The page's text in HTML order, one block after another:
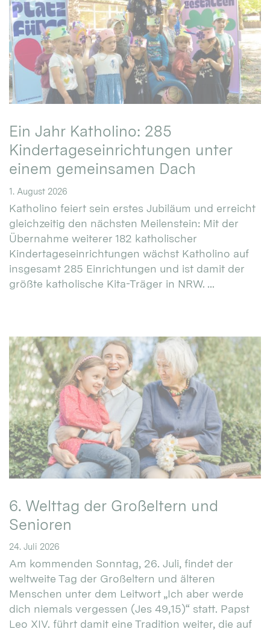
Ein Jahr Katholino: 285
Kindertageseinrichtungen unter
einem gemeinsamen Dach
1. August 2026
Katholino feiert sein erstes Jubiläum und erreicht
gleichzeitig den nächsten Meilenstein: Mit der
Übernahme weiterer 182 katholischer
Kindertageseinrichtungen wächst Katholino auf
insgesamt 285 Einrichtungen und ist damit der
größte katholische Kita-Träger in NRW. ...
6. Welttag der Großeltern und
Senioren
24. Juli 2026
Am kommenden Sonntag, 26. Juli, findet der
weltweite Tag der Großeltern und älteren
Menschen unter dem Leitwort „Ich aber werde
dich niemals vergessen (Jes 49,15)“ statt. Papst
Leo XIV. führt damit eine Tradition weiter, die auf